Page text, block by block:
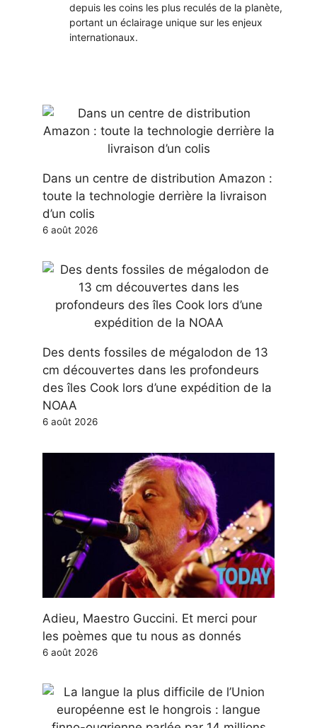
depuis les coins les plus reculés de la planète,
portant un éclairage unique sur les enjeux
internationaux.
Dans un centre de distribution Amazon :
toute la technologie derrière la livraison
d’un colis
6 août 2026
Des dents fossiles de mégalodon de 13
cm découvertes dans les profondeurs
des îles Cook lors d’une expédition de la
NOAA
6 août 2026
Adieu, Maestro Guccini. Et merci pour
les poèmes que tu nous as donnés
6 août 2026